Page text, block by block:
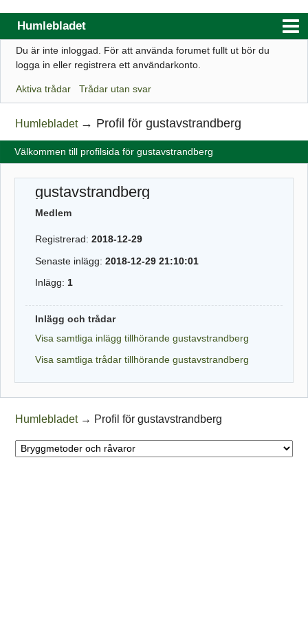
Humlebladet
Index
Regler
Sök
Registrera ett konto
Logga in
Du är inte inloggad. För att använda forumet fullt ut bör du
logga in eller registrera ett användarkonto.
Aktiva trådar Trådar utan svar
Humlebladet → Profil för gustavstrandberg
Välkommen till profilsida för gustavstrandberg
gustavstrandberg
Medlem
Registrerad:2018-12-29
Senaste inlägg:2018-12-29 21:10:01
Inlägg: 1
Inlägg och trådar
Visa samtliga inlägg tillhörande gustavstrandberg
Visa samtliga trådar tillhörande gustavstrandberg
Humlebladet → Profil för gustavstrandberg